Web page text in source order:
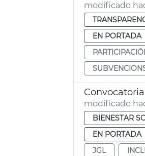
modificado
EN PORTADA
modificado
BIENESTAR
EN PORTADA
JGL